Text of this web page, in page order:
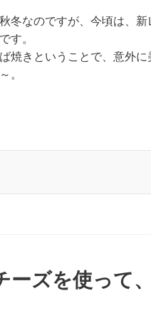
冬なのですが、今頃は、新
す。
焼きということで、意外に
。
ーズを使って